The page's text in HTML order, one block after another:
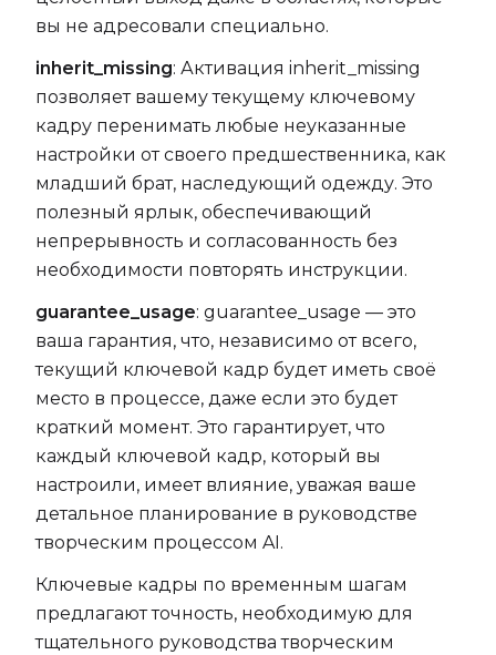
вы не адресовали специально.
inherit_missing: Активация inherit_missing
позволяет вашему текущему ключевому
кадру перенимать любые неуказанные
настройки от своего предшественника, как
младший брат, наследующий одежду. Это
полезный ярлык, обеспечивающий
непрерывность и согласованность без
необходимости повторять инструкции.
guarantee_usage: guarantee_usage — это
ваша гарантия, что, независимо от всего,
текущий ключевой кадр будет иметь своё
место в процессе, даже если это будет
краткий момент. Это гарантирует, что
каждый ключевой кадр, который вы
настроили, имеет влияние, уважая ваше
детальное планирование в руководстве
творческим процессом AI.
Ключевые кадры по временным шагам
предлагают точность, необходимую для
тщательного руководства творческим